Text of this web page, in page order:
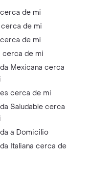
de mi
cerca de mi
de mi
cerca de mi
Mexicana cerca
cerca de mi
Saludable cerca
a Domicilio
Italiana cerca de